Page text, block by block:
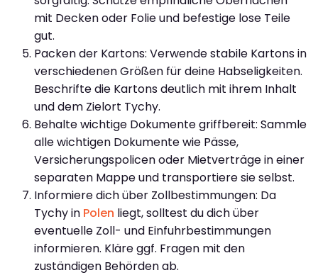
mit Decken oder Folie und befestige lose Teile
gut.
Packen der Kartons: Verwende stabile Kartons in
verschiedenen Größen für deine Habseligkeiten.
Beschrifte die Kartons deutlich mit ihrem Inhalt
und dem Zielort Tychy.
Behalte wichtige Dokumente griffbereit: Sammle
alle wichtigen Dokumente wie Pässe,
Versicherungspolicen oder Mietverträge in einer
separaten Mappe und transportiere sie selbst.
Informiere dich über Zollbestimmungen: Da
Tychy in Polen liegt, solltest du dich über
eventuelle Zoll- und Einfuhrbestimmungen
informieren. Kläre ggf. Fragen mit den
zuständigen Behörden ab.